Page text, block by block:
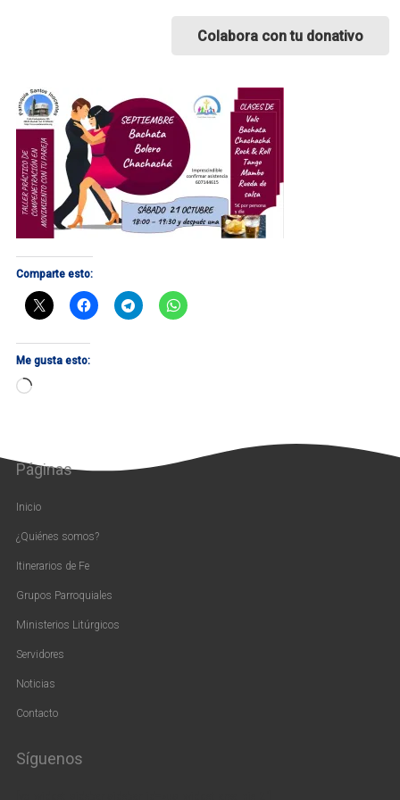
Colabora con tu donativo
Comparte esto:
Me gusta esto:
Cargando...
Páginas
Inicio
¿Quiénes somos?
Itinerarios de Fe
Grupos Parroquiales
Ministerios Litúrgicos
Servidores
Noticias
Contacto
Síguenos